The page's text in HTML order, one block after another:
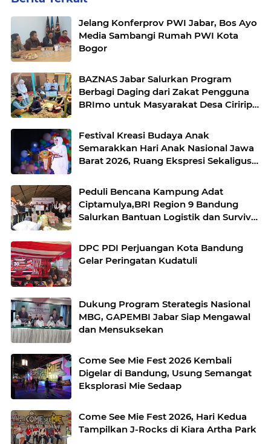
Jelang Konferprov PWI Jabar, Bos Ayo
Media Sambangi Rumah PWI Kota
Bogor
BAZNAS Jabar Salurkan Program
Berbagi Daging dari Zakat Pengguna
BRImo untuk Masyarakat Desa Ciririp
Festival Kreasi Budaya Anak
Semarakkan Hari Anak Nasional Jawa
Barat 2026, Ruang Ekspresi Sekaligus
Peduli Bencana Kampung Adat
Ciptamulya,BRI Region 9 Bandung
Salurkan Bantuan Logistik dan Survival
DPC PDI Perjuangan Kota Bandung
Gelar Peringatan Kudatuli
Dukung Program Sterategis Nasional
MBG, GAPEMBI Jabar Siap Mengawal
dan Mensuksekan
Come See Mie Fest 2026 Kembali
Digelar di Bandung, Usung Semangat
Eksplorasi Mie Sedaap
Come See Mie Fest 2026, Hari Kedua
Tampilkan J-Rocks di Kiara Artha Park